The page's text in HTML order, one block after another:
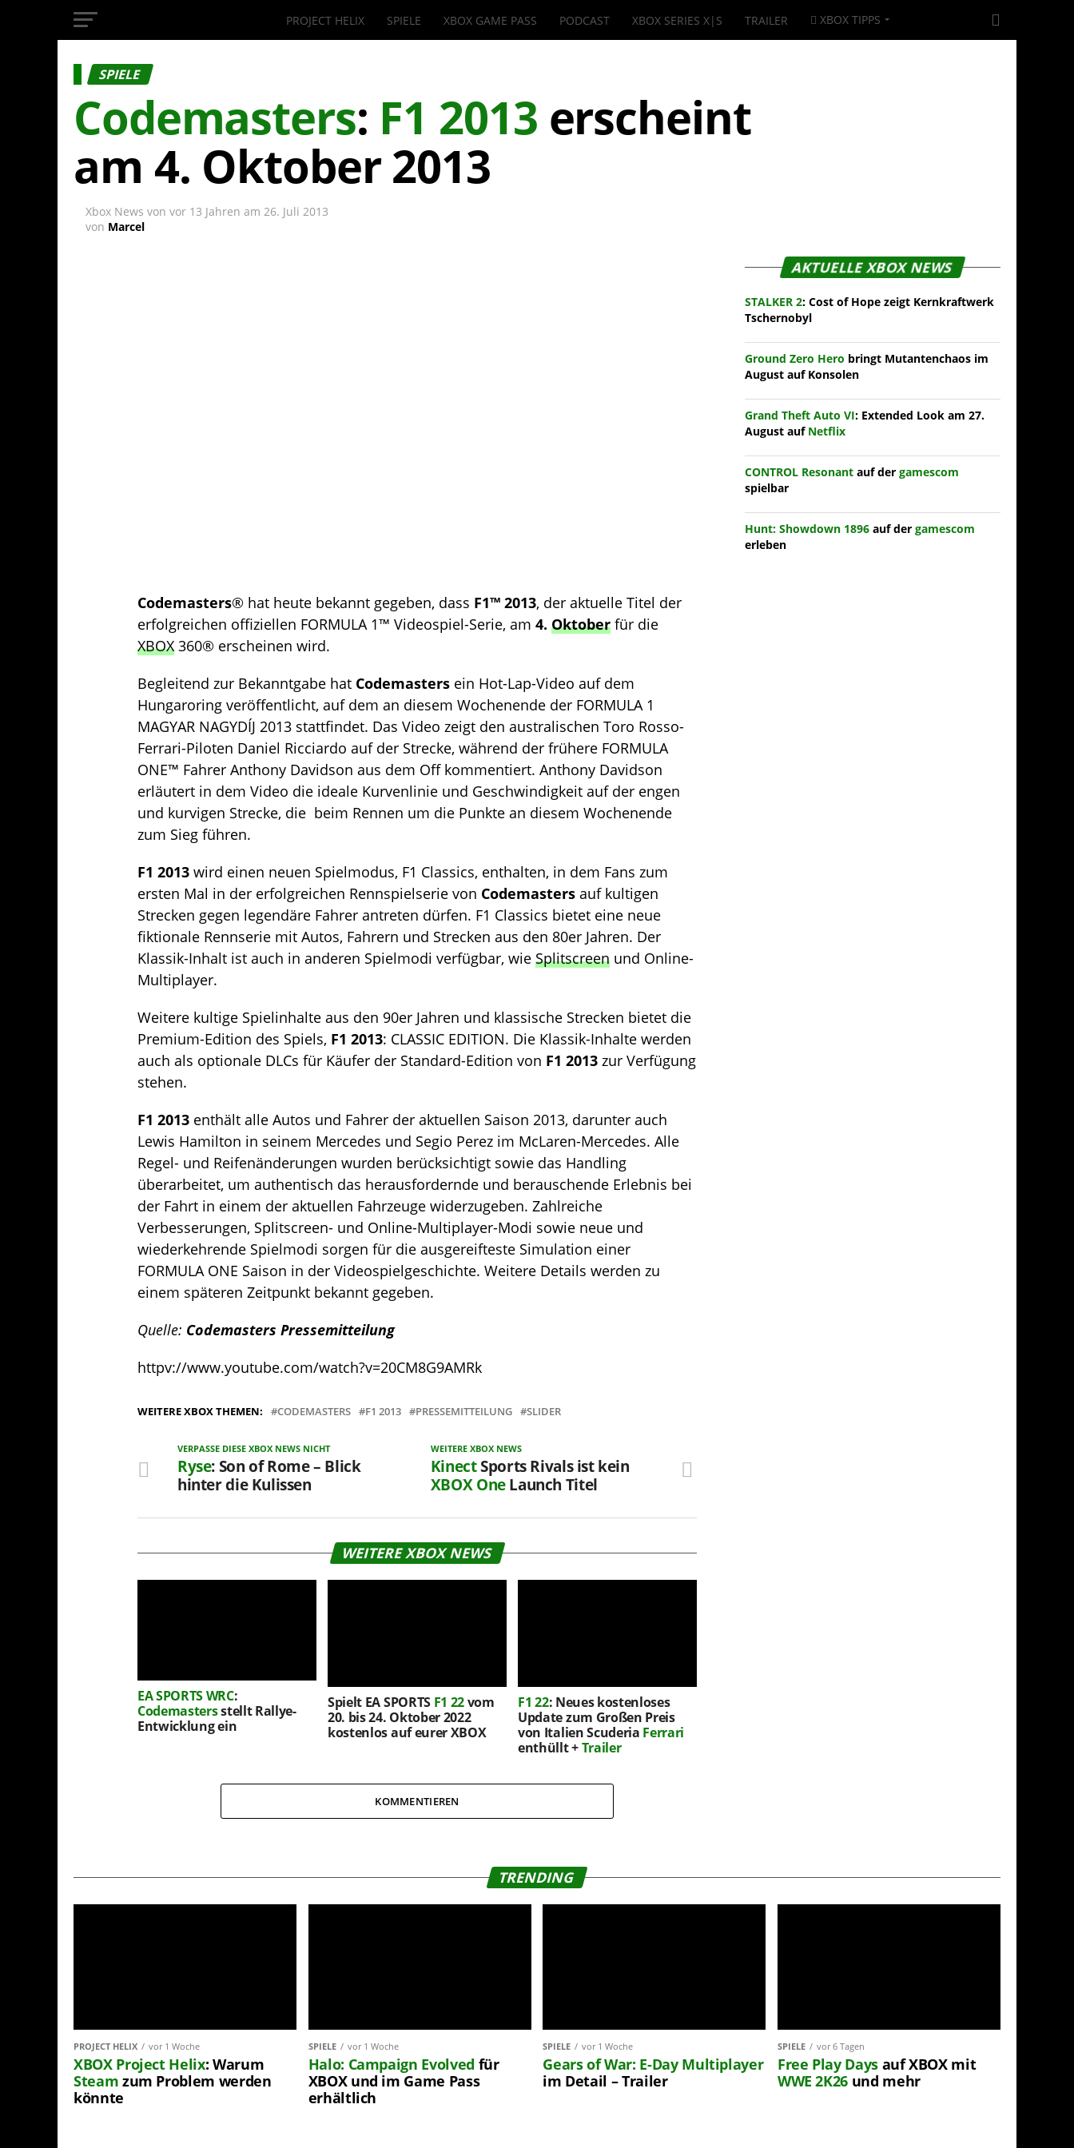
InsideXbox.de
PROJECT HELIX SPIELE XBOX GAME PASS PODCAST XBOX SERIES X|S TRAILER XBOX TIPPS
SPIELE
Codemasters: F1 2013 erscheint
am 4. Oktober 2013
Xbox News von vor 13 Jahren am 26. Juli 2013
von Marcel
Codemasters® hat heute bekannt gegeben, dass F1™ 2013, der aktuelle Titel der
erfolgreichen offiziellen FORMULA 1™ Videospiel-Serie, am 4. Oktober für die
XBOX 360® erscheinen wird.
Begleitend zur Bekanntgabe hat Codemasters ein Hot-Lap-Video auf dem
Hungaroring veröffentlicht, auf dem an diesem Wochenende der FORMULA 1
MAGYAR NAGYDÍJ 2013 stattfindet. Das Video zeigt den australischen Toro Rosso-
Ferrari-Piloten Daniel Ricciardo auf der Strecke, während der frühere FORMULA
ONE™ Fahrer Anthony Davidson aus dem Off kommentiert. Anthony Davidson
erläutert in dem Video die ideale Kurvenlinie und Geschwindigkeit auf der engen
und kurvigen Strecke, die beim Rennen um die Punkte an diesem Wochenende
zum Sieg führen.
F1 2013 wird einen neuen Spielmodus, F1 Classics, enthalten, in dem Fans zum
ersten Mal in der erfolgreichen Rennspielserie von Codemasters auf kultigen
Strecken gegen legendäre Fahrer antreten dürfen. F1 Classics bietet eine neue
fiktionale Rennserie mit Autos, Fahrern und Strecken aus den 80er Jahren. Der
Klassik-Inhalt ist auch in anderen Spielmodi verfügbar, wie Splitscreen und Online-
Multiplayer.
Weitere kultige Spielinhalte aus den 90er Jahren und klassische Strecken bietet die
Premium-Edition des Spiels, F1 2013: CLASSIC EDITION. Die Klassik-Inhalte werden
auch als optionale DLCs für Käufer der Standard-Edition von F1 2013 zur Verfügung
stehen.
F1 2013 enthält alle Autos und Fahrer der aktuellen Saison 2013, darunter auch
Lewis Hamilton in seinem Mercedes und Segio Perez im McLaren-Mercedes. Alle
Regel- und Reifenänderungen wurden berücksichtigt sowie das Handling
überarbeitet, um authentisch das herausfordernde und berauschende Erlebnis bei
der Fahrt in einem der aktuellen Fahrzeuge widerzugeben. Zahlreiche
Verbesserungen, Splitscreen- und Online-Multiplayer-Modi sowie neue und
wiederkehrende Spielmodi sorgen für die ausgereifteste Simulation einer
FORMULA ONE Saison in der Videospielgeschichte. Weitere Details werden zu
einem späteren Zeitpunkt bekannt gegeben.
Quelle: Codemasters Pressemitteilung
httpv://www.youtube.com/watch?v=20CM8G9AMRk
WEITERE XBOX THEMEN: CODEMASTERS F1 2013 PRESSEMITTEILUNG SLIDER
WEITERE XBOX NEWS
KinectSports Rivals ist kein
XBOX OneLaunch Titel
VERPASSE DIESE XBOX NEWS NICHT
Ryse: Son of Rome – Blick
hinter die Kulissen
WEITERE XBOX NEWS
EA SPORTS WRC:
Codemastersstellt Rallye-
Entwicklung ein
Spielt EA SPORTS F1 22vom
20. bis 24. Oktober 2022
kostenlos auf eurer XBOX
F1 22: Neues kostenloses
Update zum Großen Preis
von Italien Scuderia Ferrari
enthüllt +Trailer
KOMMENTIEREN
AKTUELLE XBOX NEWS
STALKER 2: Cost of Hope zeigt Kernkraftwerk
Tschernobyl
Ground Zero Hero bringt Mutantenchaos im
August auf Konsolen
Grand Theft Auto VI: Extended Look am 27.
August auf Netflix
CONTROL Resonant auf der gamescom
spielbar
Hunt: Showdown 1896 auf der gamescom
erleben
TRENDING
PROJECT HELIX vor 1 Woche
XBOX Project Helix: Warum
Steam zum Problem werden
könnte
SPIELE vor 1 Woche
Halo: Campaign Evolved für
XBOX und im Game Pass
erhältlich
SPIELE vor 1 Woche
Gears of War: E-Day Multiplayer
im Detail – Trailer
SPIELE vor 6 Tagen
Free Play Daysauf XBOX mit
WWE 2K26 und mehr